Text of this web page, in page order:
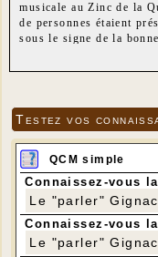
musicale au Zinc de la
de personnes étaient
sous le signe de la
Testez vos
QCM simple
Connaissez-vous
Le "parler"
Connaissez-vous
Le "parler"